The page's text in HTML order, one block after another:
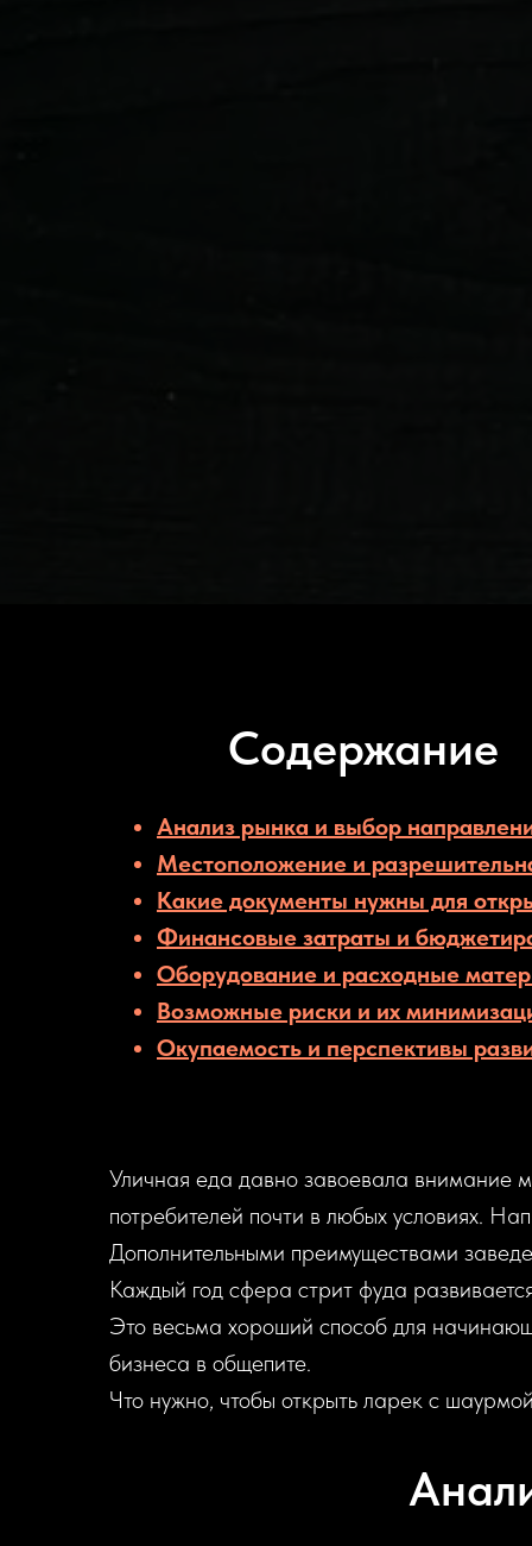
Содержание
Анализ рынка и выбор
Местоположение и
Какие документы нужны для
Финансовые затраты и
Оборудование и расходные
Возможные риски и их
Окупаемость и перспективы
Уличная еда давно завоевала внимание
потребителей почти в любых условиях.
Дополнительными преимуществами
Каждый год сфера стрит фуда
Это весьма хороший способ для
бизнеса в общепите.
Что нужно, чтобы открыть ларек с